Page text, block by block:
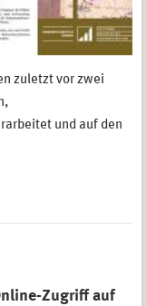
zuletzt vor zwei
und auf den
Zugriff auf